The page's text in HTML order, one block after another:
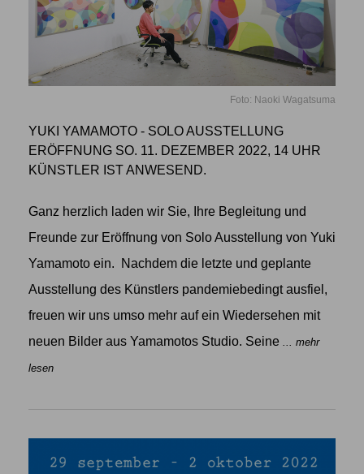
Foto: Naoki Wagatsuma
YUKI YAMAMOTO - SOLO AUSSTELLUNG
ERÖFFNUNG SO. 11. DEZEMBER 2022, 14 UHR
KÜNSTLER IST ANWESEND.
Ganz herzlich laden wir Sie, Ihre Begleitung und
Freunde zur Eröffnung von Solo Ausstellung von Yuki
Yamamoto ein. Nachdem die letzte und geplante
Ausstellung des Künstlers pandemiebedingt ausfiel,
freuen wir uns umso mehr auf ein Wiedersehen mit
neuen Bilder aus Yamamotos Studio. Seine ... mehr
lesen